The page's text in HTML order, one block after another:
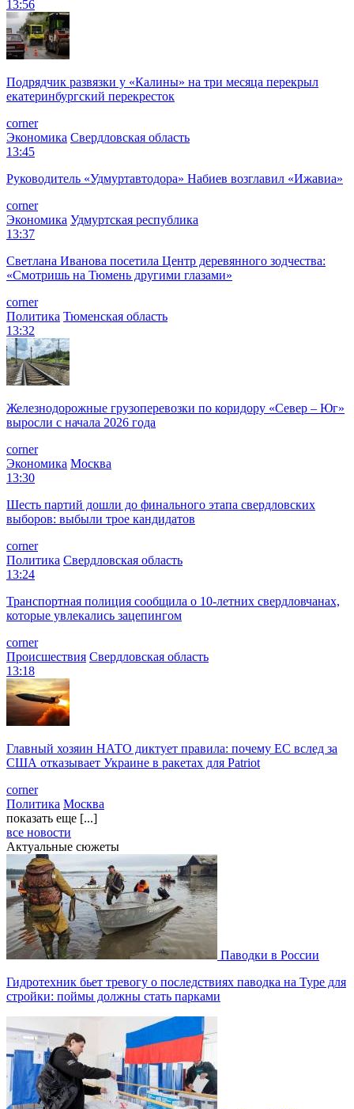
13:56
Подрядчик развязки у «Калины» на три месяца перекрыл
екатеринбургский перекресток
corner
Экономика Свердловская область
13:45
Руководитель «Удмуртавтодора» Набиев возглавил «Ижавиа»
corner
Экономика Удмуртская республика
13:37
Светлана Иванова посетила Центр деревянного зодчества:
«Смотришь на Тюмень другими глазами»
corner
Политика Тюменская область
13:32
Железнодорожные грузоперевозки по коридору «Север – Юг»
выросли с начала 2026 года
corner
Экономика Москва
13:30
Шесть партий дошли до финального этапа свердловских
выборов: выбыли трое кандидатов
corner
Политика Свердловская область
13:24
Транспортная полиция сообщила о 10-летних свердловчанах,
которые увлекались зацепингом
corner
Происшествия Свердловская область
13:18
Главный хозяин НАТО диктует правила: почему ЕС вслед за
США отказывает Украине в ракетах для Patriot
corner
Политика Москва
показать еще [...]
все новости
Актуальные сюжеты
Паводки в России
Гидротехник бьет тревогу о последствиях паводка на Туре для
стройки: поймы должны стать парками